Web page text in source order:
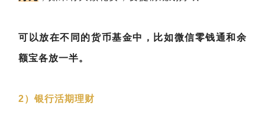
可以放在不同的货币基金中，比如微信零钱通和余
额宝各放一半。
2）银行活期理财